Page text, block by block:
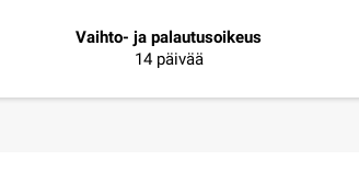
Vaihto- ja palautusoikeus
14 päivää